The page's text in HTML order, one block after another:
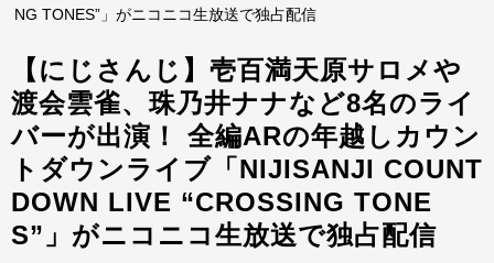
NG TONES”」がニコニコ生放送で独占配信
【にじさんじ】壱百満天原サロメや
渡会雲雀、珠乃井ナナなど8名のライ
バーが出演！ 全編ARの年越しカウン
トダウンライブ「NIJISANJI COUNT
DOWN LIVE “CROSSING TONE
S”」がニコニコ生放送で独占配信